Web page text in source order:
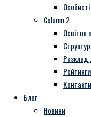
Column 2
Освітня
Розклад
Рейтинги
Контакти
Блог
Новини